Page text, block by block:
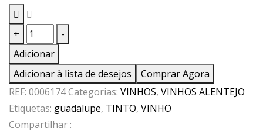
+
Quantidade
de
VINHO
T.GUADALUPE
0,75
-
Adicionar
Adicionar à lista de desejos
Comprar Agora
REF: 0006174Categorias: VINHOS, VINHOS ALENTEJO
Etiquetas: guadalupe, TINTO, VINHO
Compartilhar :